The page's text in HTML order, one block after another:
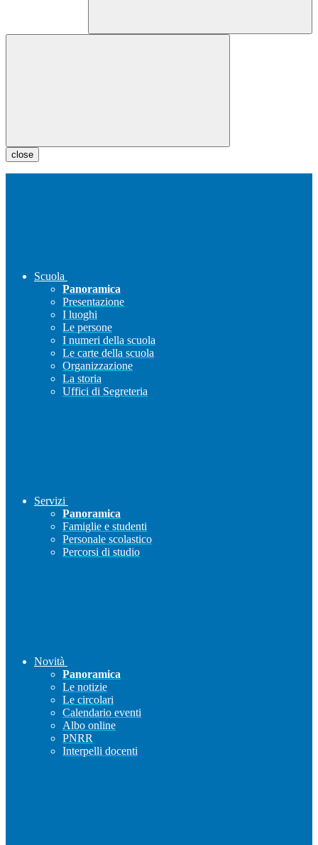
close
Scuola
Panoramica
Presentazione
I luoghi
Le persone
I numeri della scuola
Le carte della scuola
Organizzazione
La storia
Uffici di Segreteria
Servizi
Panoramica
Famiglie e studenti
Personale scolastico
Percorsi di studio
Novità
Panoramica
Le notizie
Le circolari
Calendario eventi
Albo online
PNRR
Interpelli docenti